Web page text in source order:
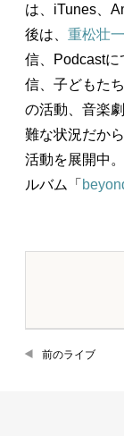
は、iTunes、
後は、 重松壮
信、Podcastに
信、子どもた
の活動、音楽劇
難な状況だか
活動を展開中
ルバム「
前のライブ